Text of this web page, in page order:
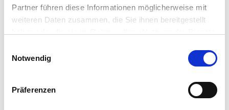
Partner führen diese Informationen möglicherweise mit
weiteren Daten zusammen, die Sie ihnen bereitgestellt
Notwendig
Präferenzen
1.650.000 €471 m217Zi.